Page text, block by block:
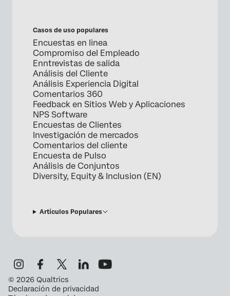
Casos de uso populares
Encuestas en linea
Compromiso del Empleado
Enntrevistas de salida
Análisis del Cliente
Análisis Experiencia Digital
Comentarios 360
Feedback en Sitios Web y Aplicaciones
NPS Software
Encuestas de Clientes
Investigación de mercados
Comentarios del cliente
Encuesta de Pulso
Análisis de Conjuntos
Diversity, Equity & Inclusion (EN)
Artículos Populares
© 2026 Qualtrics
Declaración de privacidad